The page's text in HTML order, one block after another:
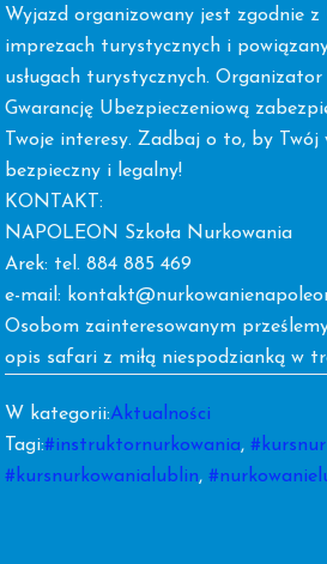
Wyjazd organizowany jest zgodnie z
imprezach turystycznych i
usługach turystycznych.
Gwarancję Ubezpieczeniową
Twoje interesy. Zadbaj o to, by Twój
bezpieczny i legalny!
KONTAKT:
NAPOLEON Szkoła Nurkowania
Arek: tel. 884 885 469
e-mail:
Osobom zainteresowanym
opis safari z miłą niespodzianką w
W kategorii:Aktualności
Tagi:#instruktornurkowania,
#kursnurkowanialublin,